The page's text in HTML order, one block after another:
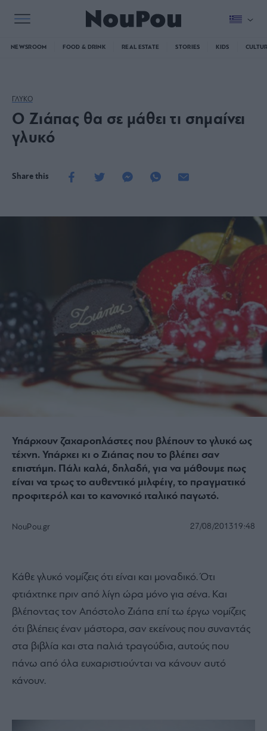
NEWSROOM FOOD & DRINK REAL ESTATE STORIES KIDS
ΓΛΥΚΟ
Ο Ζιάπας θα σε μάθει τι σημαίνει
γλυκό
Share this
Υπάρχουν ζαχαροπλάστες που βλέπουν το γλυκό ως
τέχνη. Υπάρχει κι ο Ζιάπας που το βλέπει σαν
επιστήμη. Πάλι καλά, δηλαδή, για να μάθουμε πως
είναι να τρως το αυθεντικό μιλφέιγ, το πραγματικό
προφιτερόλ και το κανονικό ιταλικό παγωτό.
NouPou.gr 27/08/201319:48
Κάθε γλυκό νομίζεις ότι είναι και μοναδικό. Ότι
φτιάχτηκε πριν από λίγη ώρα μόνο για σένα. Και
βλέποντας τον Απόστολο Ζιάπα επί τω έργω νομίζεις
ότι βλέπεις έναν μάστορα, σαν εκείνους που συναντάς
στα βιβλία και στα παλιά τραγούδια, αυτούς που
πάνω από όλα ευχαριστιούνται να κάνουν αυτό
κάνουν.